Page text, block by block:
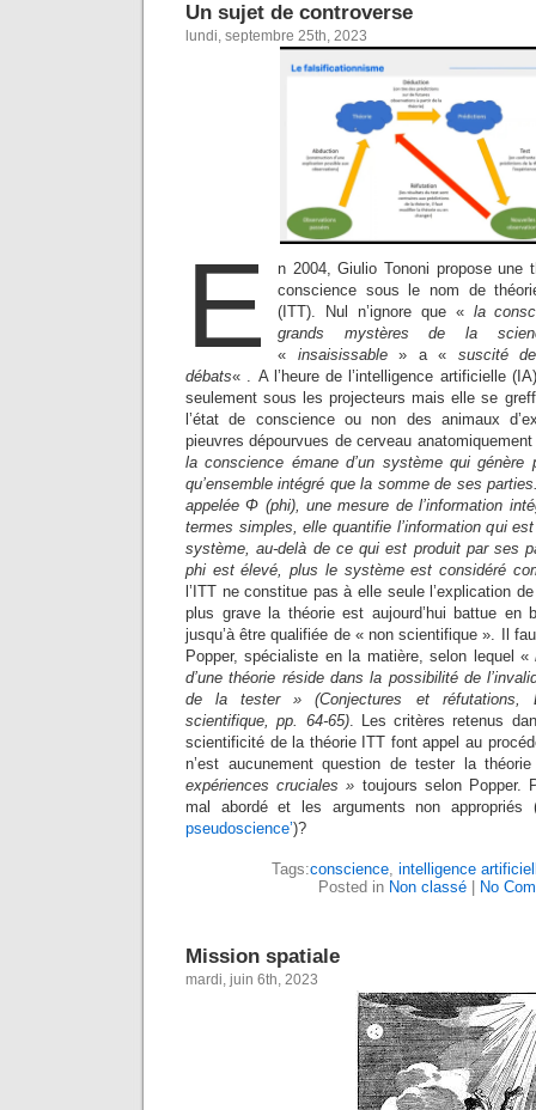
Un sujet de controverse
lundi, septembre 25th, 2023
E
n 2004, Giulio Tononi propose une
conscience sous le nom de
(ITT). Nul n’ignore que « la
grands mystères de la
« insaisissable» a « suscité
débats« . A l’heure de l’intelligence artificielle
seulement sous les projecteurs mais elle se
l’état de conscience ou non des animaux
pieuvres dépourvues de cerveau
la conscience émane d’un système qui génère
qu’ensemble intégré que la somme de ses
appelée Φ (phi), une mesure de l’information
termes simples, elle quantifie l’information qui
système, au-delà de ce qui est produit par ses
phi est élevé, plus le système est considéré
l’ITT ne constitue pas à elle seule l’explication
plus grave la théorie est aujourd’hui battue en
jusqu’à être qualifiée de « non scientifique ». Il
Popper, spécialiste en la matière, selon lequel «
d’une théorie réside dans la possibilité de
de la tester » (Conjectures et
scientifique, pp. 64-65). Les critères retenus
scientificité de la théorie ITT font appel au
n’est aucunement question de tester la
expériences cruciales » toujours selon Popper.
mal abordé et les arguments non appropriés
pseudoscience’)?
Tags:conscience, intelligence
Posted in Non classé| No
Mission spatiale
mardi, juin 6th, 2023